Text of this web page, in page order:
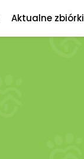
Aktualne zbiórki